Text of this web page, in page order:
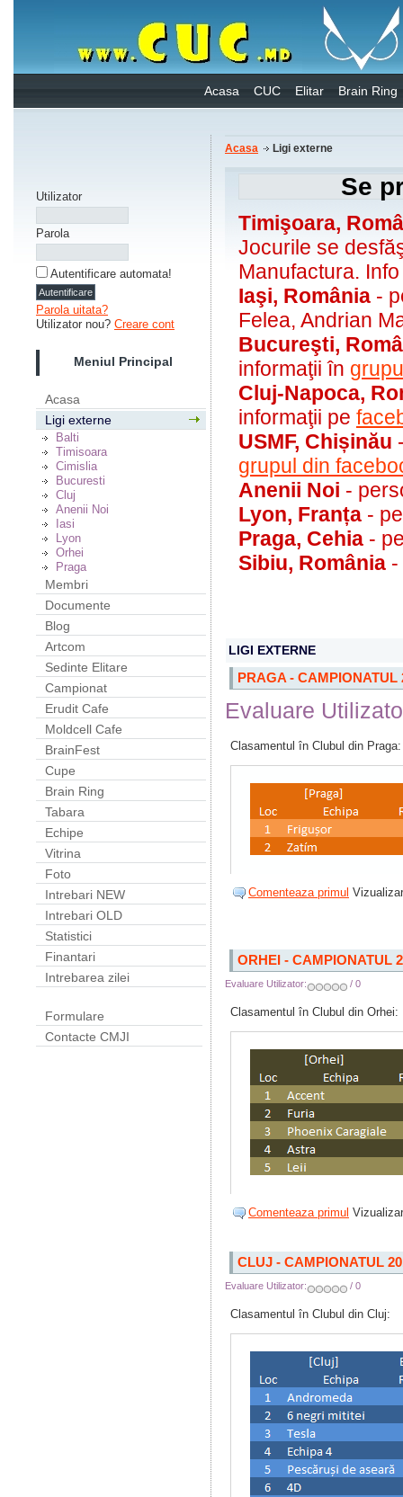
Acasa CUC Elitar Brain Ring
Utilizator
Parola
Autentificare automata!
Parola uitata?
Utilizator nou? Creare cont
Meniul Principal
Acasa
Ligi externe
Balti
Timisoara
Cimislia
Bucuresti
Cluj
Anenii Noi
Iasi
Lyon
Orhei
Praga
Membri
Documente
Blog
Artcom
Sedinte Elitare
Campionat
Erudit Cafe
Moldcell Cafe
BrainFest
Cupe
Brain Ring
Tabara
Echipe
Vitrina
Foto
Intrebari NEW
Intrebari OLD
Statistici
Finantari
Intrebarea zilei
Formulare
Contacte CMJI
Acasa Ligi externe
Se
Timişoara,
Jocurile se
Manufactura.
Iaşi, România -
Felea, Andrian
Bucureşti,
informaţii în
Cluj-Napoca,
informaţii pe
USMF, Chișinău
grupul din
Anenii Noi -
Lyon, Franța -
Praga, Cehia -
Sibiu, România
LIGI EXTERNE
PRAGA - CAMPIONATUL
Evaluare
Clasamentul în Clubul din Praga:
Comenteaza primul
ORHEI - CAMPIONATUL
Evaluare Utilizator: / 0
Clasamentul în Clubul din Orhei:
Comenteaza primul
CLUJ - CAMPIONATUL
Evaluare Utilizator: / 0
Clasamentul în Clubul din Cluj: